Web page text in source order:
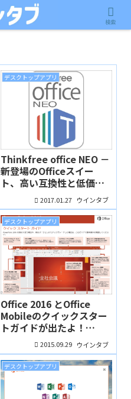
デスクトップアプリ
Thinkfree office NEO －
新登場のOfficeスイー
ト、高い互換性と低価格
が魅力？ 2017.01.27 ウインタブ
デスクトップアプリ
Office 2016 とOffice
Mobileのクイックスター
トガイドが出たよ！
Office初心者向け
2015.09.29 ウインタブ
デスクトップアプリ
検索